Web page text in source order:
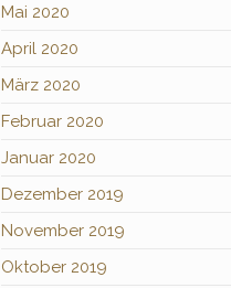
Mai 2020
April 2020
März 2020
Februar 2020
Januar 2020
Dezember 2019
November 2019
Oktober 2019